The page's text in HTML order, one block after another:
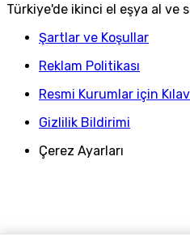
Türkiye'de ikinci el eşya al ve
Şartlar ve Koşullar
Reklam Politikası
Resmi Kurumlar için
Gizlilik Bildirimi
Çerez Ayarları